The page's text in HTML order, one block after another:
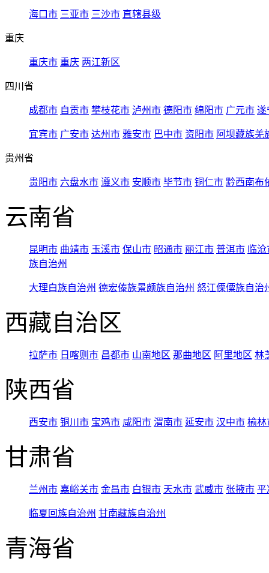
海口市 三亚市 三沙市 直辖县级
重庆
重庆市 重庆 两江新区
四川省
成都市 自贡市 攀枝花市 泸州市 德阳市 绵阳市 广元市 遂
宜宾市 广安市 达州市 雅安市 巴中市 资阳市 阿坝藏族羌
贵州省
贵阳市 六盘水市 遵义市 安顺市 毕节市 铜仁市 黔西南布
云南省
昆明市 曲靖市 玉溪市 保山市 昭通市 丽江市 普洱市 临
族自治州
大理白族自治州 德宏傣族景颇族自治州 怒江傈僳族自治
西藏自治区
拉萨市 日喀则市 昌都市 山南地区 那曲地区 阿里地区 林
陕西省
西安市 铜川市 宝鸡市 咸阳市 渭南市 延安市 汉中市 榆林
甘肃省
兰州市 嘉峪关市 金昌市 白银市 天水市 武威市 张掖市 平
临夏回族自治州 甘南藏族自治州
青海省